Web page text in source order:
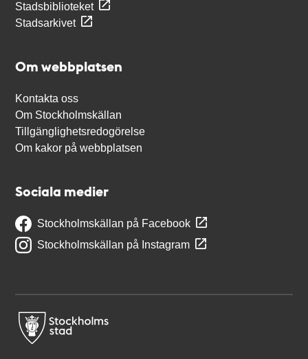
Stadsbiblioteket
Stadsarkivet
Om webbplatsen
Kontakta oss
Om Stockholmskällan
Tillgänglighetsredogörelse
Om kakor på webbplatsen
Sociala medier
Stockholmskällan på Facebook
Stockholmskällan på Instagram